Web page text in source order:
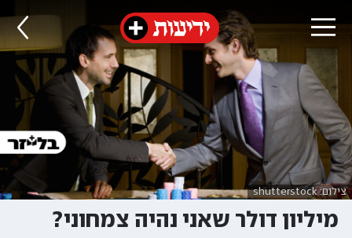
צילום: shutterstock
מיליון דולר שאני נהיה צמחוני?